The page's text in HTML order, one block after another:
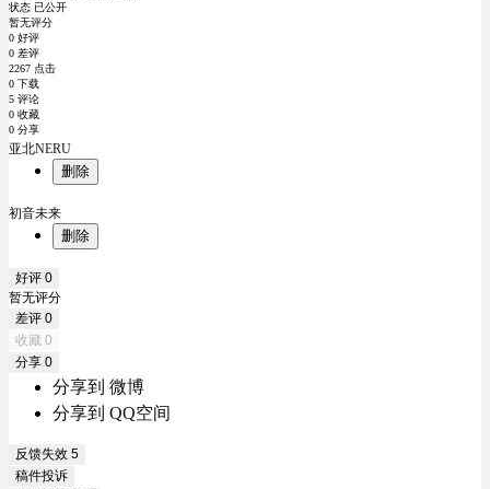
状态 已公开
暂无评分
0 好评
0 差评
2267 点击
0 下载
5 评论
0 收藏
0 分享
亚北NERU
删除
初音未来
删除
好评 0
暂无评分
差评 0
收藏 0
分享 0
分享到 微博
分享到 QQ空间
反馈失效 5
稿件投诉